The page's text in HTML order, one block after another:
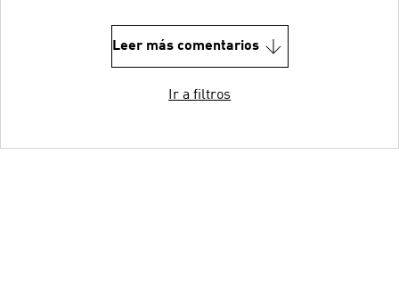
Leer más comentarios
Ir a filtros